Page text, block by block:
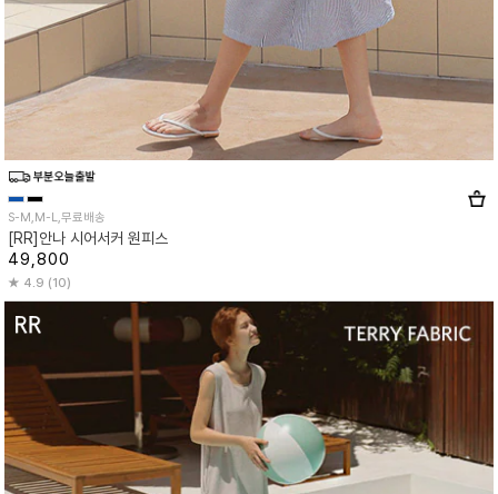
S-M,M-L,무료배송
[RR]안나 시어서커 원피스
49,800
4.9 (10)